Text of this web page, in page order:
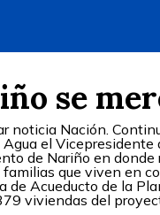
se
noticia Nación.
el Vicepresidente
de Nariño en
que viven en
de Acueducto de la
viviendas del